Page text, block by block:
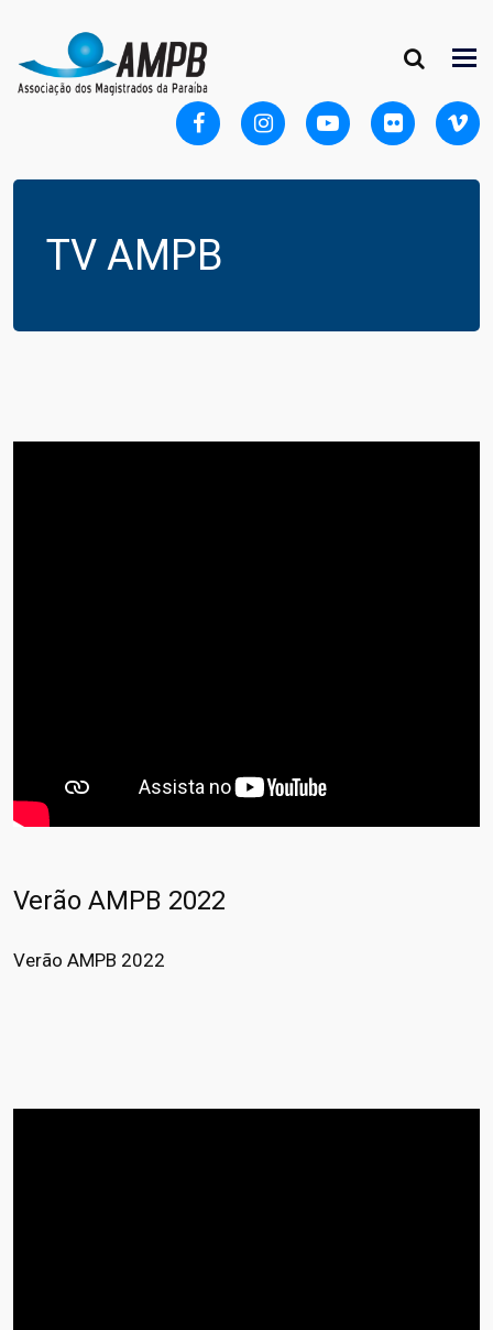
TV AMPB
Verão AMPB 2022
Verão AMPB 2022